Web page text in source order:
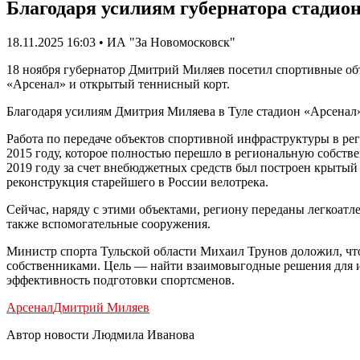
Благодаря усилиям губернатора
18.11.2025 16:03 • ИА "За Новомосковск"
18 ноября губернатор Дмитрий Миляев посетил спортивные
«Арсенал» и открытый теннисный корт.
Благодаря усилиям Дмитрия Миляева в Туле стадион
Работа по передаче объектов спортивной инфраструктуры в
2015 году, которое полностью перешло в региональную
2019 году за счет внебюджетных средств был построен
реконструкция старейшего в России велотрека.
Сейчас, наряду с этими объектами, региону переданы
также вспомогательные сооружения.
Министр спорта Тульской области Михаил Трунов доложил,
собственниками. Цель — найти взаимовыгодные решения для
эффективность подготовки спортсменов.
АрсеналДмитрий Миляев
Автор новости Людмила Иванова